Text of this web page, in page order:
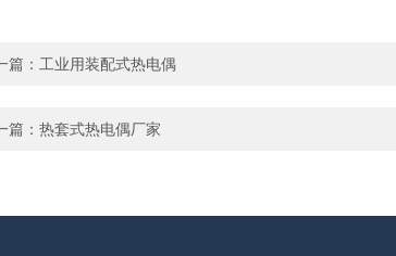
篇： 工业用装配式热电偶
篇： 热套式热电偶厂家